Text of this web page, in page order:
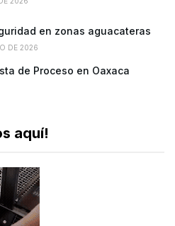
en zonas aguacateras
DE 2026
de Proceso en Oaxaca
aquí!